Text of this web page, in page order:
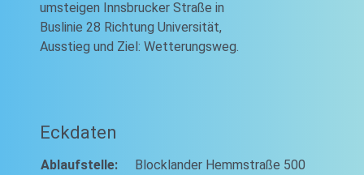
umsteigen Innsbrucker Straße in
Buslinie 28 Richtung Universität,
Ausstieg und Ziel: Wetterungsweg.
Eckdaten
Ablaufstelle:
Blocklander Hemmstraße 500